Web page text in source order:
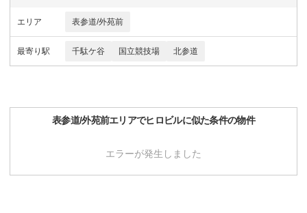
エリア 表参道/外苑前
最寄り駅 千駄ケ谷 国立競技場 北参道
表参道/外苑前エリアでヒロビルに似た条件の物件
エラーが発生しました